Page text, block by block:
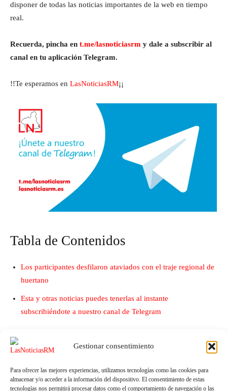
Gestionar consentimiento
Para ofrecer las mejores experiencias, utilizamos tecnologías como las cookies para
almacenar y/o acceder a la información del dispositivo. El consentimiento de estas
tecnologías nos permitirá procesar datos como el comportamiento de navegación o las
disponer de todas las noticias importantes de la web en tiempo
real.
Recuerda, pincha en t.me/lasnoticiasrm y dale a subscribir al
canal en tu aplicación Telegram.
!!Te esperamos en LasNoticiasRM¡¡
Tabla de Contenidos
Los participantes desfilaron ataviados con el traje regional de
huertano
Esta y otras noticias puedes tenerlas al instante
subscribiéndote a nuestro canal de Telegram